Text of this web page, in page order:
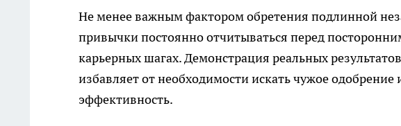
Не менее важным фактором обретения подлинной
привычки постоянно отчитываться перед
карьерных шагах. Демонстрация реальных
избавляет от необходимости искать чужое
эффективность.